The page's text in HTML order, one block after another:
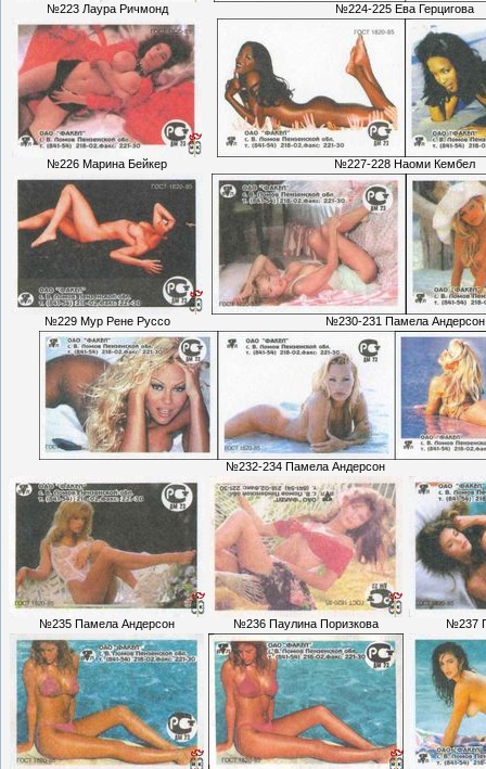
№223 Лаура Ричмонд №224-225 Ева Герцигова
№226 Марина Бейкер №227-228 Наоми Кембел
№229 Мур Рене Руссо №230-231 Памела Андерсон
№232-234 Памела Андерсон
№235 Памела Андерсон №236 Паулина Поризкова №237